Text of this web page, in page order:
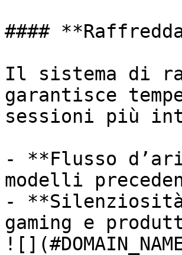
####
Il sistema di
garantisce
sessioni più
- **Flusso
modelli
- **Silenziosità
gaming e